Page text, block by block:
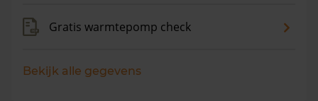
Gratis warmtepomp check
Bekijk alle gegevens